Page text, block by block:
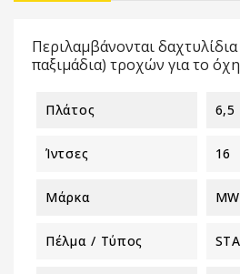
Περιλαμβάνονται
παξιμάδια) τροχών για το
Πλάτος 6,5
Ίντσες 16
Μάρκα
Πέλμα / Τύπος